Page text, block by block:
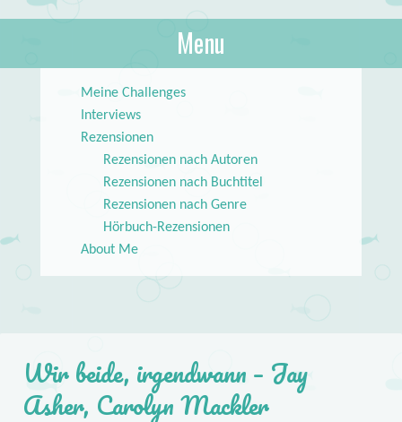
About Books
lilstar.de
Menu
Meine Challenges
Interviews
Rezensionen
Rezensionen nach Autoren
Rezensionen nach Buchtitel
Rezensionen nach Genre
Hörbuch-Rezensionen
About Me
Wir beide, irgendwann – Jay
Asher, Carolyn Mackler